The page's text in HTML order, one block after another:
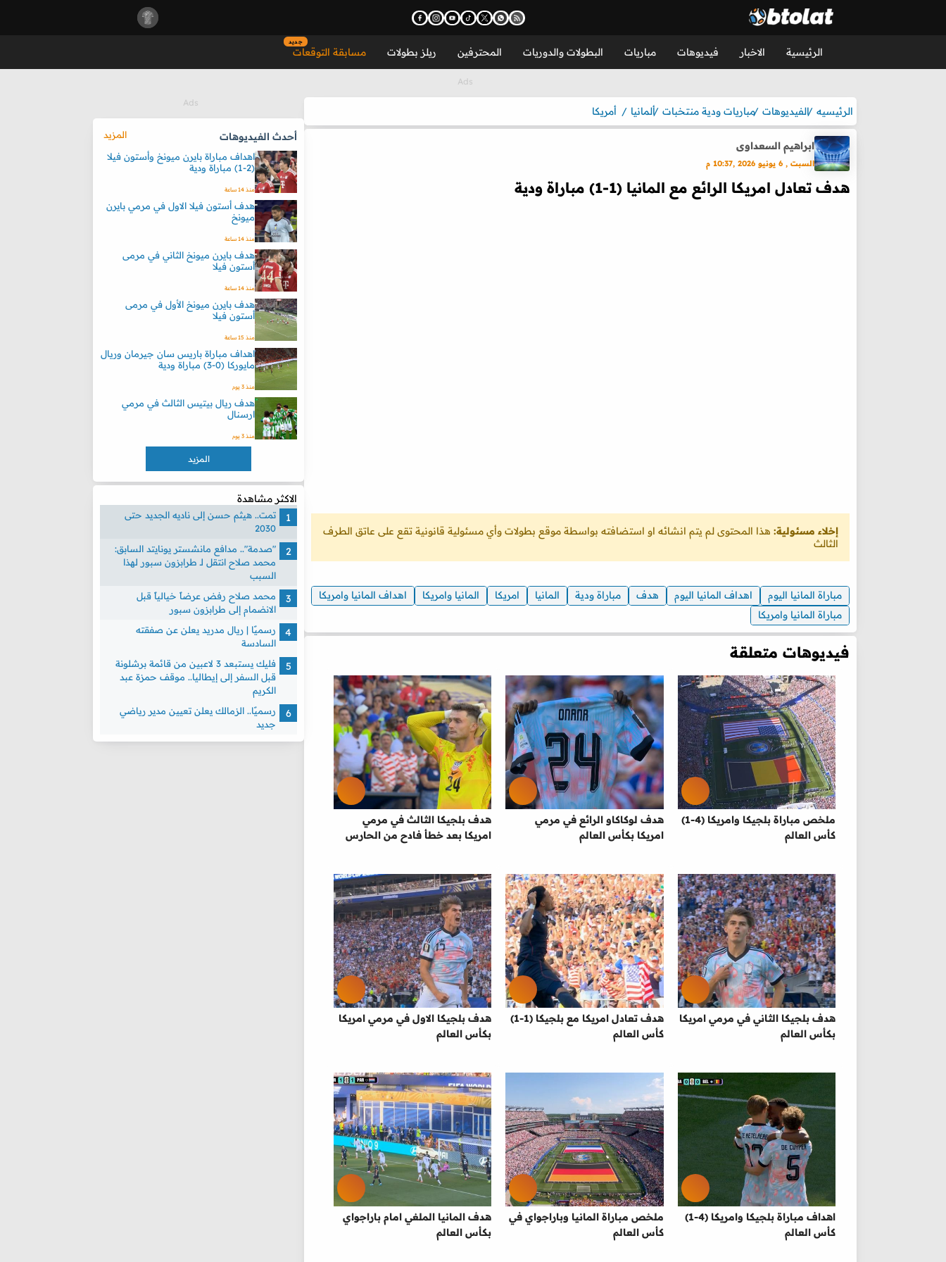
الرئيسية الاخبار فيديوهات مباريات البطولات والدوريات المحترفين ريلز بطولات مسابقة التوقعات
جديد
الرئيسيه الفيديوهات مباريات ودية منتخبات ألمانيا أمريكا
ابراهيم السعداوى
السبت , 6 يونيو 2026 ,10:37 م
هدف تعادل امريكا الرائع مع المانيا (1-1) مباراة ودية
إخلاء مسئولية: هذا المحتوى لم يتم انشائه او استضافته بواسطة موقع بطولات وأي مسئولية قانونية تقع على عاتق الطرف
الثالث
مباراة المانيا اليوم اهداف المانيا اليوم هدف مباراة ودية المانيا امريكا المانيا وامريكا
اهداف المانيا وامريكا
مباراة المانيا وامريكا
فيديوهات متعلقة
ملخص مباراة بلجيكا وامريكا (4-1)
كأس العالم
هدف لوكاكاو الرائع في مرمي
امريكا بكأس العالم
هدف بلجيكا الثالث في مرمي
امريكا بعد خطأ فادح من الحارس
هدف بلجيكا الثاني في مرمي امريكا
بكأس العالم
هدف تعادل امريكا مع بلجيكا (1-1)
كأس العالم
هدف بلجيكا الاول في مرمي امريكا
بكأس العالم
اهداف مباراة بلجيكا وامريكا (4-1)
كأس العالم
ملخص مباراة المانيا وباراجواي في
كأس العالم
هدف المانيا الملغي امام باراجواي
بكأس العالم
أحدث الفيديوهات
المزيد
اهداف مباراة بايرن ميونخ وأستون فيلا
(2-1) مباراة ودية
منذ 14 ساعة
هدف أستون فيلا الاول في مرمي بايرن
ميونخ
منذ 14 ساعة
هدف بايرن ميونخ الثاني في مرمى
أستون فيلا
منذ 14 ساعة
هدف بايرن ميونخ الأول في مرمى
أستون فيلا
منذ 15 ساعة
اهداف مباراة باريس سان جيرمان وريال
مايوركا (0-3) مباراة ودية
منذ 3 يوم
هدف ريال بيتيس الثالث في مرمي
ارسنال
منذ 3 يوم
المزيد
الاكثر مشاهدة
تمت.. هيثم حسن إلى ناديه الجديد حتى
2030
"صدمة".. مدافع مانشستر يونايتد السابق:
محمد صلاح انتقل لـ طرابزون سبور لهذا
السبب
محمد صلاح رفض عرضاً خيالياً قبل
الانضمام إلى طرابزون سبور
رسميًا | ريال مدريد يعلن عن صفقته
السادسة
فليك يستبعد 3 لاعبين من قائمة برشلونة
قبل السفر إلى إيطاليا.. موقف حمزة عبد
الكريم
رسميًا.. الزمالك يعلن تعيين مدير رياضي
جديد